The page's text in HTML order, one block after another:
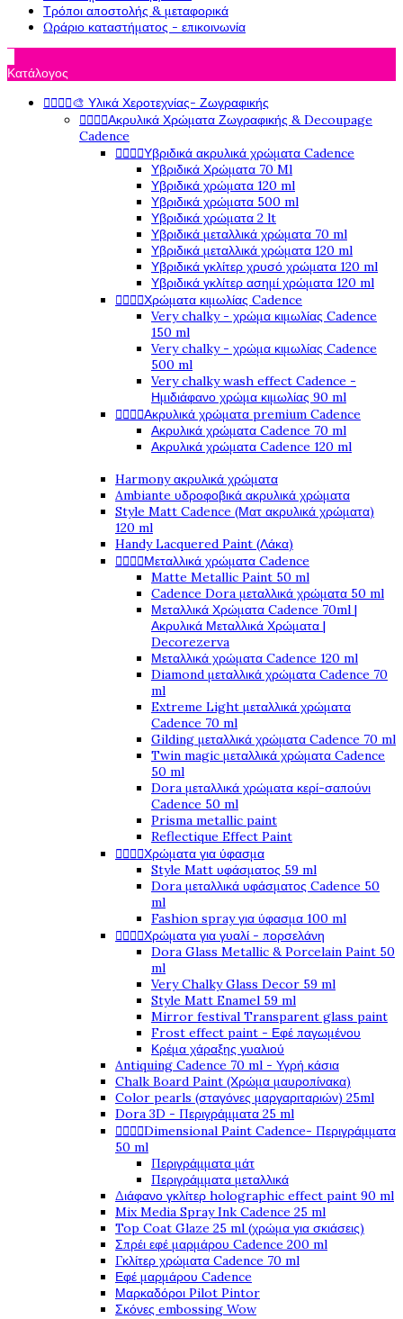
Τρόποι αποστολής & μεταφορικά
Ωράριο καταστήματος - επικοινωνία
Κατάλογος
🎨 Υλικά Χεροτεχνίας- Ζωγραφικής
Ακρυλικά Χρώματα Ζωγραφικής & Decoupage
Cadence
Υβριδικά ακρυλικά χρώματα Cadence
Υβριδικά Χρώματα 70 Ml
Υβριδικά χρώματα 120 ml
Υβριδικά χρώματα 500 ml
Υβριδικά χρώματα 2 lt
Υβριδικά μεταλλικά χρώματα 70 ml
Υβριδικά μεταλλικά χρώματα 120 ml
Υβριδικά γκλίτερ χρυσό χρώματα 120 ml
Υβριδικά γκλίτερ ασημί χρώματα 120 ml
Χρώματα κιμωλίας Cadence
Very chalky - χρώμα κιμωλίας Cadence
150 ml
Very chalky - χρώμα κιμωλίας Cadence
500 ml
Very chalky wash effect Cadence -
Ημιδιάφανο χρώμα κιμωλίας 90 ml
Ακρυλικά χρώματα premium Cadence
Ακρυλικά χρώματα Cadence 70 ml
Ακρυλικά χρώματα Cadence 120 ml
Harmony ακρυλικά χρώματα
Ambiante υδροφοβικά ακρυλικά χρώματα
Style Matt Cadence (Ματ ακρυλικά χρώματα)
120 ml
Handy Lacquered Paint (Λάκα)
Μεταλλικά χρώματα Cadence
Matte Metallic Paint 50 ml
Cadence Dora μεταλλικά χρώματα 50 ml
Μεταλλικά Χρώματα Cadence 70ml |
Ακρυλικά Μεταλλικά Χρώματα |
Decorezerva
Μεταλλικά χρώματα Cadence 120 ml
Diamond μεταλλικά χρώματα Cadence 70
ml
Extreme Light μεταλλικά χρώματα
Cadence 70 ml
Gilding μεταλλικά χρώματα Cadence 70 ml
Twin magic μεταλλικά χρώματα Cadence
50 ml
Dora μεταλλικά χρώματα κερί-σαπούνι
Cadence 50 ml
Prisma metallic paint
Reflectique Effect Paint
Χρώματα για ύφασμα
Style Matt υφάσματος 59 ml
Dora μεταλλικά υφάσματος Cadence 50
ml
Fashion spray για ύφασμα 100 ml
Χρώματα για γυαλί - πορσελάνη
Dora Glass Metallic & Porcelain Paint 50
ml
Very Chalky Glass Decor 59 ml
Style Matt Enamel 59 ml
Mirror festival Transparent glass paint
Frost effect paint - Εφέ παγωμένου
Κρέμα χάραξης γυαλιού
Antiquing Cadence 70 ml - Υγρή κάσια
Chalk Board Paint (Χρώμα μαυροπίνακα)
Color pearls (σταγόνες μαργαριταριών) 25ml
Dora 3D - Περιγράμματα 25 ml
Dimensional Paint Cadence- Περιγράμματα
50 ml
Περιγράμματα μάτ
Περιγράμματα μεταλλικά
Διάφανο γκλίτερ holographic effect paint 90 ml
Mix Media Spray Ink Cadence 25 ml
Top Coat Glaze 25 ml (χρώμα για σκιάσεις)
Σπρέι εφέ μαρμάρου Cadence 200 ml
Γκλίτερ χρώματα Cadence 70 ml
Εφέ μαρμάρου Cadence
Μαρκαδόροι Pilot Pintor
Σκόνες embossing Wow